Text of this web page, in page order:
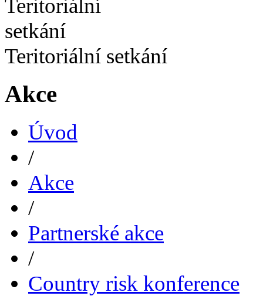
Teritoriální setkání
Akce
Úvod
/
Akce
/
Partnerské akce
/
Country risk konference